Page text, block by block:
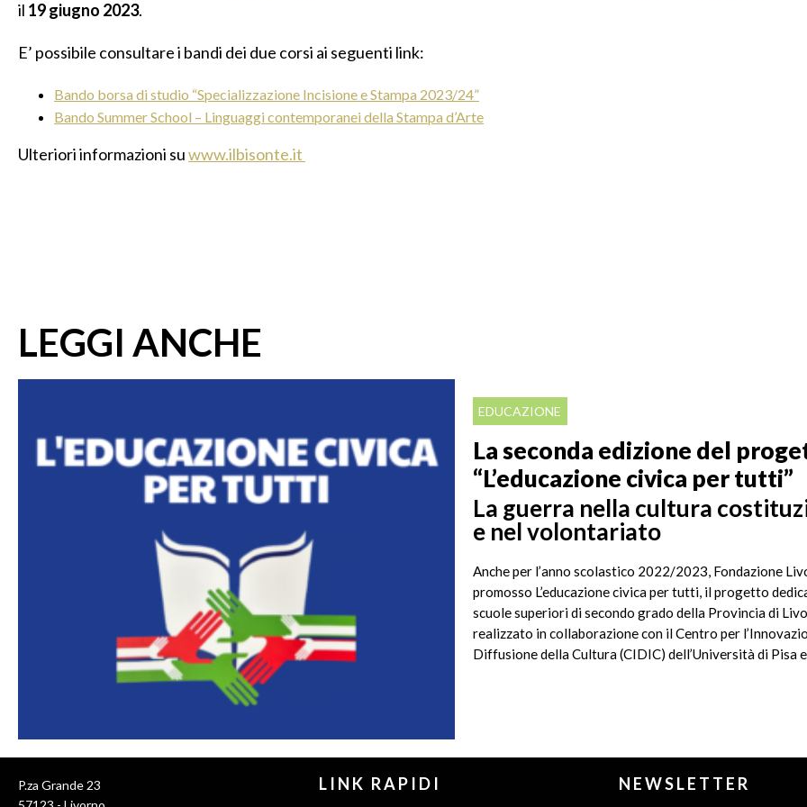
il 19 giugno 2023.
E’ possibile consultare i bandi dei due corsi ai seguenti link:
Bando borsa di studio “Specializzazione Incisione e Stampa 2023/24”
Bando Summer School – Linguaggi contemporanei della Stampa d’Arte
Ulteriori informazioni suwww.ilbisonte.it
LEGGI ANCHE
EDUCAZIONE
La seconda edizione del
“L’educazione civica per tutti”
La guerra nella cultura
e nel volontariato
Anche per l’anno scolastico 2022/2023, Fondazione
promosso L’educazione civica per tutti, il progetto
scuole superiori di secondo grado della Provincia di
realizzato in collaborazione con il Centro per
Diffusione della Cultura (CIDIC) dell’Università di Pisa
P.za Grande 23
LINK RAPIDI NEWSLETTER